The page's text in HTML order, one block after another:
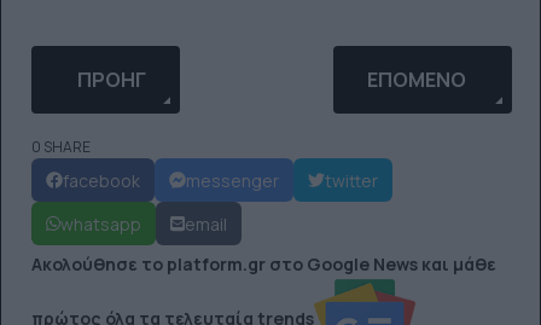
ΠΡΟΗΓΟΎΜΕΝΟ ΆΡΘΡΟ: ΠΕΡΙΣΣΌΤΕΡΕΣ ΑΠΌ
ΠΡΟΗΓ ΕΠΌΜΕΝΟ ΆΡΘΡΟ:
ΕΠΌΜΕΝΟ
0 SHARE
facebook messenger
twitter
whatsapp
email
Ακολούθησε το platform.gr στο Google News και μάθε
πρώτος όλα τα τελευταία trends